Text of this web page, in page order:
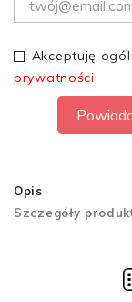
Akceptuję
prywatności
Opis
Szczegóły